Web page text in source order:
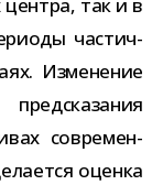
частич­
Изменение
совре­мен­
оценка